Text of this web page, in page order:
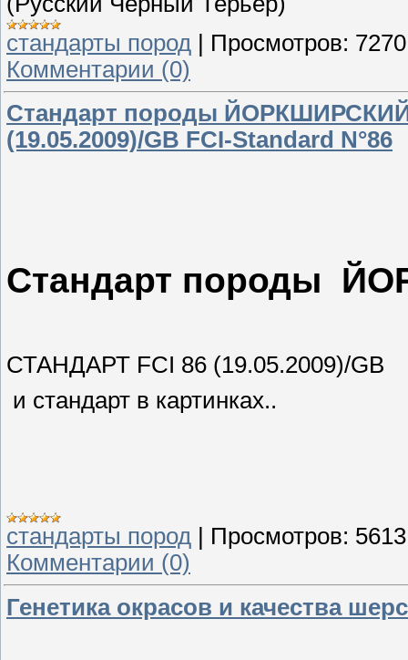
стандарты пород
Просмотров: 7270
Комментарии (0)
Стандарт породы
(19.05.2009)/GB FCI-Standard N°86
Стандарт породы
СТАНДАРТ FCI 86 (19.05.2009)/GB
и стандарт в картинках..
стандарты пород Просмотров: 5613
Комментарии (0)
Генетика окрасов и качества